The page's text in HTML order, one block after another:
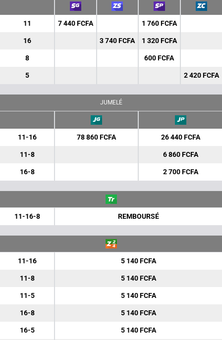
11 7 440 FCFA 1 760 FCFA
16 3 740 FCFA 1 320 FCFA
8 600 FCFA
5 2 420 FCFA
JUMELÉ
11-16 78 860 FCFA 26 440 FCFA
11-8 6 860 FCFA
16-8 2 700 FCFA
11-16-8 REMBOURSÉ
11-16 5 140 FCFA
11-8 5 140 FCFA
11-5 5 140 FCFA
16-8 5 140 FCFA
16-5 5 140 FCFA